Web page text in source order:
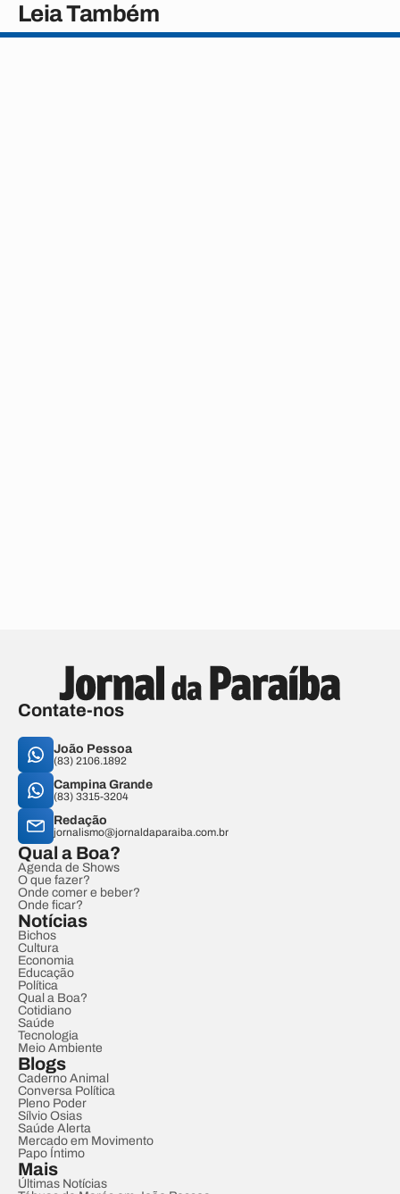
Leia Também
Contate-nos
João Pessoa
(83) 2106.1892
Campina Grande
(83) 3315-3204
Redação
jornalismo@jornaldaparaiba.com.br
Qual a Boa?
Agenda de Shows
O que fazer?
Onde comer e beber?
Onde ficar?
Notícias
Bichos
Cultura
Economia
Educação
Política
Qual a Boa?
Cotidiano
Saúde
Tecnologia
Meio Ambiente
Blogs
Caderno Animal
Conversa Política
Pleno Poder
Sílvio Osias
Saúde Alerta
Mercado em Movimento
Papo Íntimo
Mais
Últimas Notícias